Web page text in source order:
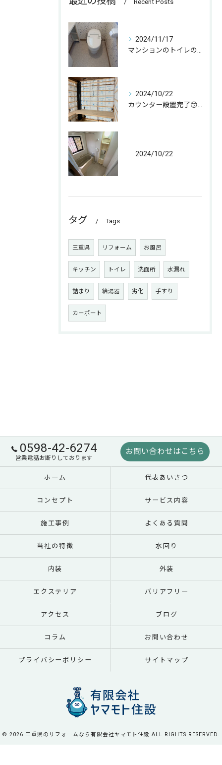
2024/11/17
2024/10/22
2024/10/22
タグ Tags
三重県 リフォーム お風呂
キッチン トイレ 洗面所 水漏れ
詰まり 給湯器 劣化 手すり
カーポート
0598-42-6274
営業電話お断りしております
お問い合わせはこちら
ホーム 代表あいさつ
コンセプト サービス内容
施工事例 よくある質問
当社の特徴 水回り
内装 外装
エクステリア バリアフリー
アクセス ブログ
コラム お問い合わせ
プライバシーポリシー サイトマップ
© 2026 三重県のリフォームなら有限会社ヤマモト住設 ALL RIGHTS RESERVED.